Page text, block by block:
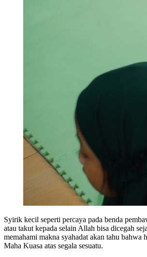
Syirik kecil seperti percaya pada benda
atau takut kepada selain Allah bisa dicegah
memahami makna syahadat akan tahu bahwa
Maha Kuasa atas segala sesuatu.